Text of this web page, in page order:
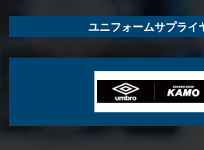
ユニフォームサプライ